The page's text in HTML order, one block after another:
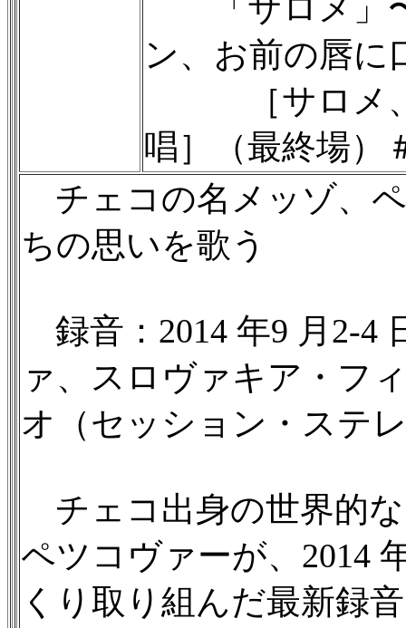
「サロメ」
ン、お前の唇に
［サロメ、
唱］（最終場）
チェコの名メッゾ、
ちの思いを歌う
録音：2014 年9 月2-4
ァ、スロヴァキア・フ
オ（セッション・ステ
チェコ出身の世界的
ペツコヴァーが、2014
くり取り組んだ最新録